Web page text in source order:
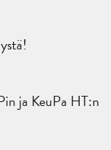
ja KeuPa HT:n